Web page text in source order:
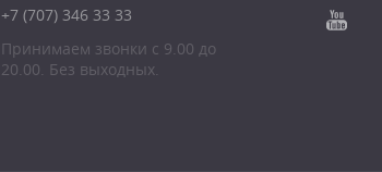
+7 (707) 346 33 33
Принимаем звонки с 9.00 до
20.00. Без выходных.